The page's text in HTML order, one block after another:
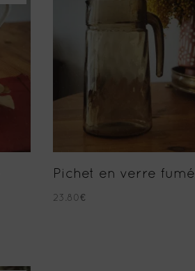
Pichet en verre fumé
23.80€